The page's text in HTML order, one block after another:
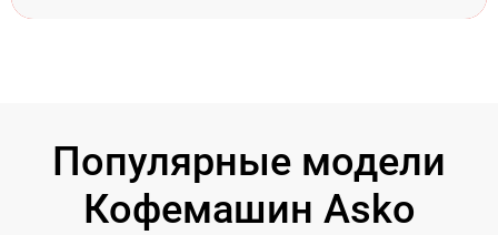
Популярные модели
Кофемашин Asko